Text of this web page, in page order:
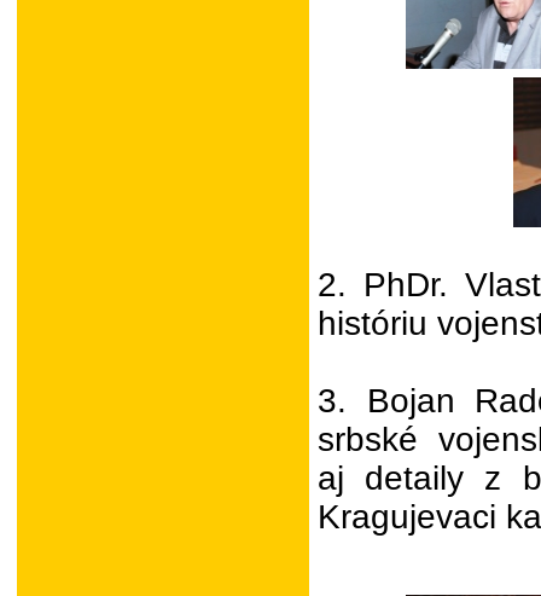
2. PhDr.
históriu
3. Bojan
srbské
aj detaily z
Kragujevaci